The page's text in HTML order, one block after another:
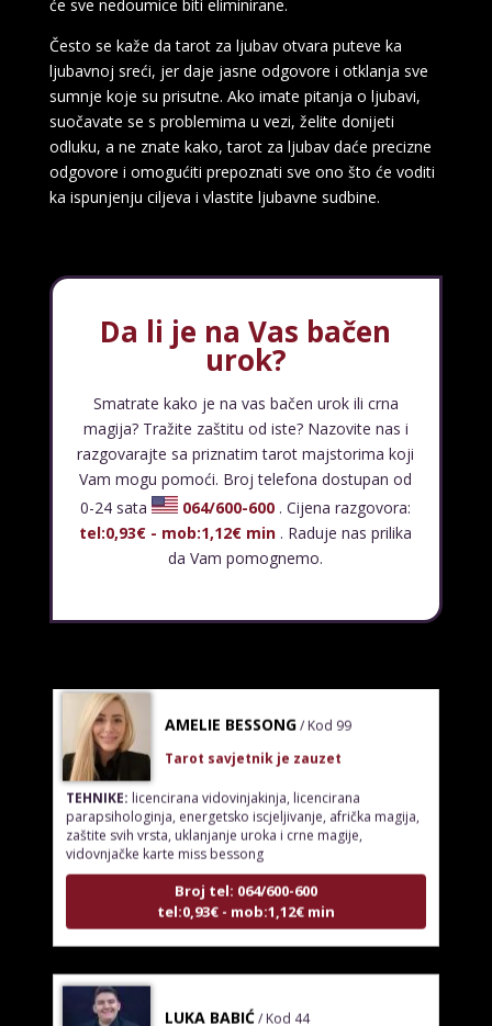
će sve nedoumice biti eliminirane.
Često se kaže da tarot za ljubav otvara puteve ka
ljubavnoj sreći, jer daje jasne odgovore i otklanja sve
sumnje koje su prisutne. Ako imate pitanja o ljubavi,
suočavate se s problemima u vezi, želite donijeti
odluku, a ne znate kako, tarot za ljubav daće precizne
odgovore i omogućiti prepoznati sve ono što će voditi
ka ispunjenju ciljeva i vlastite ljubavne sudbine.
Da li je na Vas bačen
urok?
Smatrate kako je na vas bačen urok ili crna
magija? Tražite zaštitu od iste? Nazovite nas i
razgovarajte sa priznatim tarot majstorima koji
Vam mogu pomoći. Broj telefona dostupan od
0-24 sata
064/600-600 . Cijena razgovora:
tel:0,93€ - mob:1,12€ min . Raduje nas prilika
da Vam pomognemo.
ELA / Kod 151
shui numerologija, anđeoski brojevi, tumačenje snova,
Broj tel: 064/600-600
tel:0,93€ - mob:1,12€ min
VESNA BURCSA/ Kod 55
Tarot savjetnik je zauzet
tarot, psihološki razgovori
TEHNIKE:licencirana vidovinjakinja, licencirana
parapsihologinja, energetsko iscjeljivanje, afrička magija,
zaštite svih vrsta, uklanjanje uroka i crne magije,
vidovnjačke karte miss bessong
Broj tel: 064/600-600
tel:0,93€ - mob:1,12€ min
LUKA BABIĆ